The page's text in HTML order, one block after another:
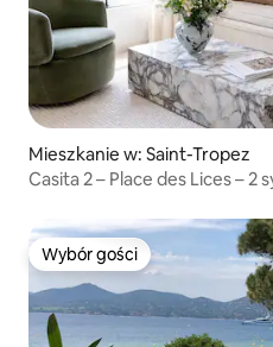
Mieszkanie w: Saint-Tropez
Casita 2 – Place des Lices – 2
Wybór gości
Wybór gości